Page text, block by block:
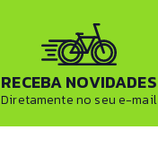
RECEBA NOVIDADES
Diretamente no seu e-mail